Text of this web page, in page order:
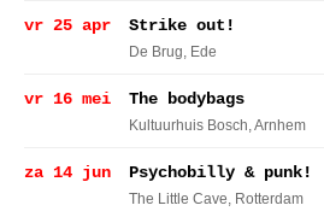
vr 25 apr Strike out!
De Brug, Ede
vr 16 mei The bodybags
Kultuurhuis Bosch, Arnhem
za 14 jun Psychobilly & punk!
The Little Cave, Rotterdam